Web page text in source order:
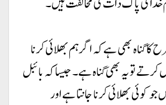
گناہ بھی ہے کہ اگر ہم بھلائی کرنا
کرتے تو یہ بھی گناہ ہے۔ جیسا کہ بائبل
کوئی بھلائی کرنا جانتا ہے اور